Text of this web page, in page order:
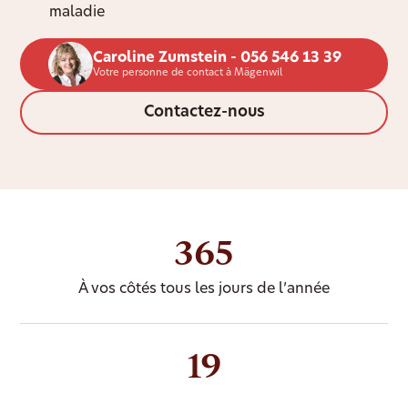
maladie
Caroline Zumstein - 056 546 13 39
Votre personne de contact à Mägenwil
Contactez-nous
365
À vos côtés tous les jours de l’année
19